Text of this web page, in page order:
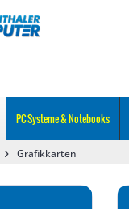
PC Systeme & Notebooks
Grafikkarten